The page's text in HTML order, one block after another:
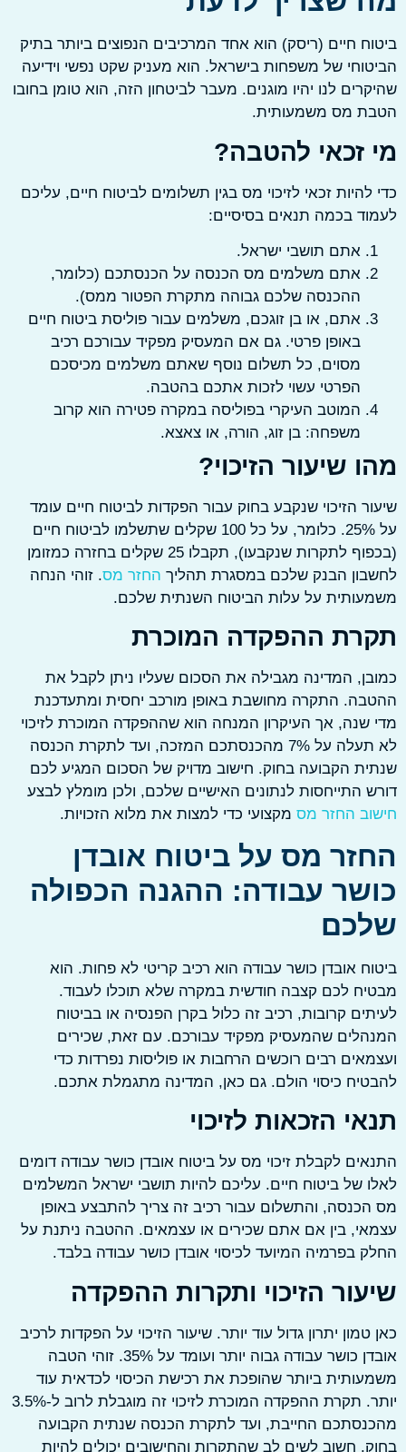
חיים (ריסק) הוא אחד המרכיבים הנפוצים ביותר בתיק
של משפחות בישראל. הוא מעניק שקט נפשי וידיעה
לנו יהיו מוגנים. מעבר לביטחון הזה, הוא טומן בחובו
מס משמעותית.
זכאי להטבה?
זכאי לזיכוי מס בגין תשלומים לביטוח חיים, עליכם
בכמה תנאים בסיסיים:
אתם תושבי ישראל.
אתם משלמים מס הכנסה על הכנסתכם (כלומר,
ההכנסה שלכם גבוהה מתקרת הפטור ממס).
אתם, או בן זוגכם, משלמים עבור פוליסת ביטוח חיים
באופן פרטי. גם אם המעסיק מפקיד עבורכם רכיב
מסוים, כל תשלום נוסף שאתם משלמים מכיסכם
הפרטי עשוי לזכות אתכם בהטבה.
המוטב העיקרי בפוליסה במקרה פטירה הוא קרוב
משפחה: בן זוג, הורה, או צאצא.
שיעור הזיכוי?
הזיכוי שנקבע בחוק עבור הפקדות לביטוח חיים עומד
על 25%. כלומר, על כל 100 שקלים שתשלמו לביטוח חיים
(בכפוף לתקרות שנקבעו), תקבלו 25 שקלים בחזרה כמזומן
הבנק שלכם במסגרת תהליךהחזר מס. זוהי הנחה
על עלות הביטוח השנתית שלכם.
ההפקדה המוכרת
המדינה מגבילה את הסכום שעליו ניתן לקבל את
התקרה מחושבת באופן מורכב יחסית ומתעדכנת
שנה, אך העיקרון המנחה הוא שההפקדה המוכרת לזיכוי
לא תעלה על 7% מהכנסתכם המזכה, ועד לתקרת הכנסה
הקבועה בחוק. חישוב מדויק של הסכום המגיע לכם
התייחסות לנתונים האישיים שלכם, ולכן מומלץ לבצע
החזר מסמקצועי כדי למצות את מלוא הזכויות.
מס על ביטוח אובדן
עבודה: ההגנה הכפולה
אובדן כושר עבודה הוא רכיב קריטי לא פחות. הוא
לכם קצבה חודשית במקרה שלא תוכלו לעבוד.
קרובות, רכיב זה כלול בקרן הפנסיה או בביטוח
שהמעסיק מפקיד עבורכם. עם זאת, שכירים
רבים רוכשים הרחבות או פוליסות נפרדות כדי
כיסוי הולם. גם כאן, המדינה מתגמלת אתכם.
הזכאות לזיכוי
לקבלת זיכוי מס על ביטוח אובדן כושר עבודה דומים
של ביטוח חיים. עליכם להיות תושבי ישראל המשלמים
והתשלום עבור רכיב זה צריך להתבצע באופן
בין אם אתם שכירים או עצמאים. ההטבה ניתנת על
בפרמיה המיועד לכיסוי אובדן כושר עבודה בלבד.
הזיכוי ותקרות ההפקדה
יתרון גדול עוד יותר. שיעור הזיכוי על הפקדות לרכיב
אובדן כושר עבודה גבוה יותר ועומד על 35%. זוהי הטבה
ביותר שהופכת את רכישת הכיסוי לכדאית עוד
יותר. תקרת ההפקדה המוכרת לזיכוי זה מוגבלת לרוב ל-3.5%
החייבת, ועד לתקרת הכנסה שנתית הקבועה
חשוב לשים לב שהתקרות והחישובים יכולים להיות